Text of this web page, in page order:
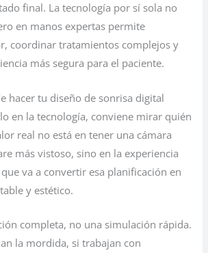
final. La tecnología por sí sola no
en manos expertas permite
coordinar tratamientos complejos y
más segura para el paciente.
hacer tu diseño de sonrisa digital
en la tecnología, conviene mirar quién
real no está en tener una cámara
más vistoso, sino en la experiencia
va a convertir esa planificación en
y estético.
completa, no una simulación rápida.
la mordida, si trabajan con